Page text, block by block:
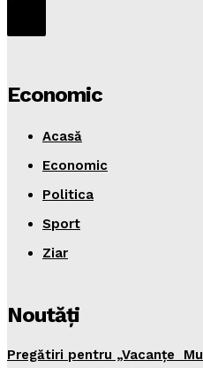
Economic
Acasă
Economic
Politica
Sport
Ziar
Noutăţi
Pregătiri pentru „Vacanţe